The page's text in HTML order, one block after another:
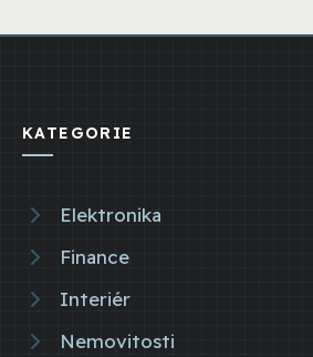
KATEGORIE
Elektronika
Finance
Interiér
Nemovitosti